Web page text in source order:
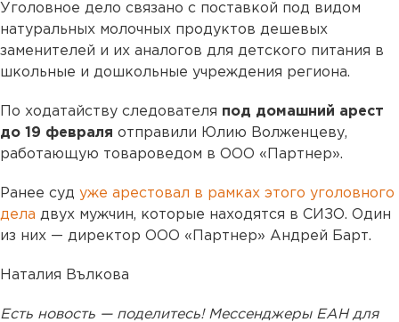
Уголовное дело связано с поставкой под видом
натуральных молочных продуктов дешевых
заменителей и их аналогов для детского питания в
школьные и дошкольные учреждения региона.
По ходатайству следователя под домашний арест
до 19 февраля отправили Юлию Волженцеву,
работающую товароведом в ООО «Партнер».
Ранее суд уже арестовал в рамках этого уголовного
дела двух мужчин, которые находятся в СИЗО. Один
из них — директор ООО «Партнер» Андрей Барт.
Наталия Вълкова
Есть новость — поделитесь! Мессенджеры ЕАН для